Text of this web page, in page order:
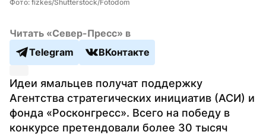
Фото: fizkes/Shutterstock/Fotodom
Читать «Север-Пресс» в
Telegram
ВКонтакте
Идеи ямальцев получат поддержку
Агентства стратегических инициатив (АСИ) и
фонда «Росконгресс». Всего на победу в
конкурсе претендовали более 30 тысяч